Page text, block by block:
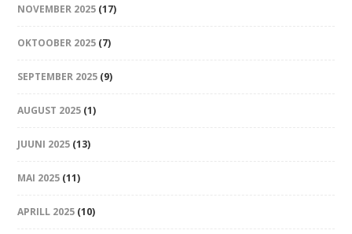
NOVEMBER 2025 (17)
OKTOOBER 2025 (7)
SEPTEMBER 2025 (9)
AUGUST 2025 (1)
JUUNI 2025 (13)
MAI 2025 (11)
APRILL 2025 (10)